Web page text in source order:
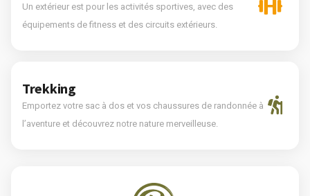
Un extérieur est pour les activités sportives, avec des
équipements de fitness et des circuits extérieurs.
Trekking
Emportez votre sac à dos et vos chaussures de randonnée à
l’aventure et découvrez notre nature merveilleuse.